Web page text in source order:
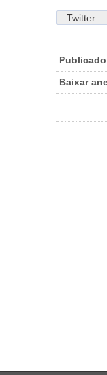
Twitter
Baixar